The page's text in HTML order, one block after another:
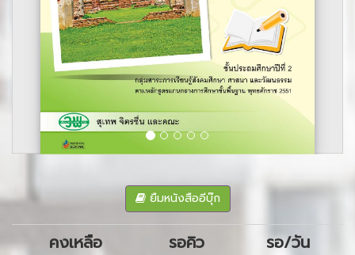
ยืมหนังสืออีบุ๊ก
คงเหลือ รอคิว
รอ/วัน